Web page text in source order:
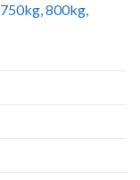
800kg,